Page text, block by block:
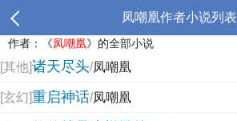
凤嘲凰作者小说列表
作者：《凤嘲凰》的全部小说
[其他]诸天尽头/凤嘲凰
[玄幻]重启神话/凤嘲凰